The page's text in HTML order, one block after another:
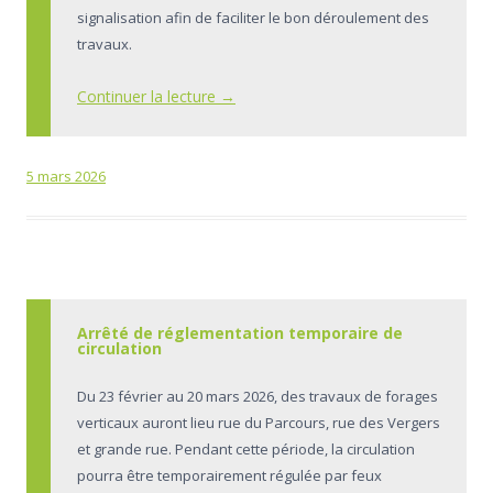
signalisation afin de faciliter le bon déroulement des
travaux.
Continuer la lecture →
5 mars 2026
Arrêté de réglementation temporaire de
circulation
Du 23 février au 20 mars 2026, des travaux de forages
verticaux auront lieu rue du Parcours, rue des Vergers
et grande rue. Pendant cette période, la circulation
pourra être temporairement régulée par feux